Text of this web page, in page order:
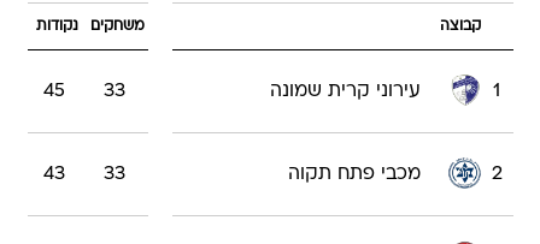
קבוצה משחקים נקודות
1 עירוני קרית שמונה 33
45
2 מכבי פתח תקוה 33
43